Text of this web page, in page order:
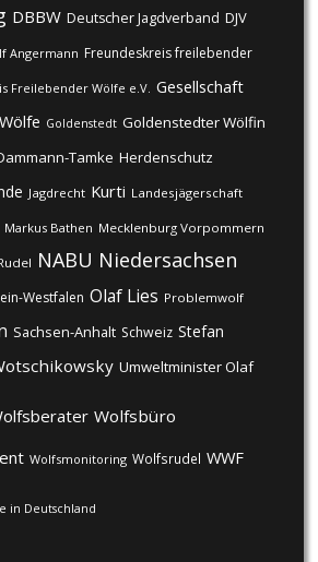
DBBW Deutscher Jagdverband DJV
Angermann Freundeskreis freilebender
Freilebender Wölfe e.V. Gesellschaft
Goldenstedt Goldenstedter Wölfin
Tamke Herdenschutz
Jagdrecht Kurti Landesjägerschaft
Markus Bathen Mecklenburg Vorpommern
NABU Niedersachsen
Westfalen Olaf Lies Problemwolf
Sachsen-Anhalt Schweiz Stefan
Umweltminister Olaf
Wolfsbüro
Wolfsmonitoring Wolfsrudel WWF
in Deutschland